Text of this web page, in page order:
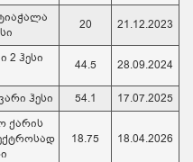
20 21.12.2023
2 ჰესი 44.5 28.09.2024
ჰესი 54.1 17.07.2025
ქარის
18.75 18.04.2026